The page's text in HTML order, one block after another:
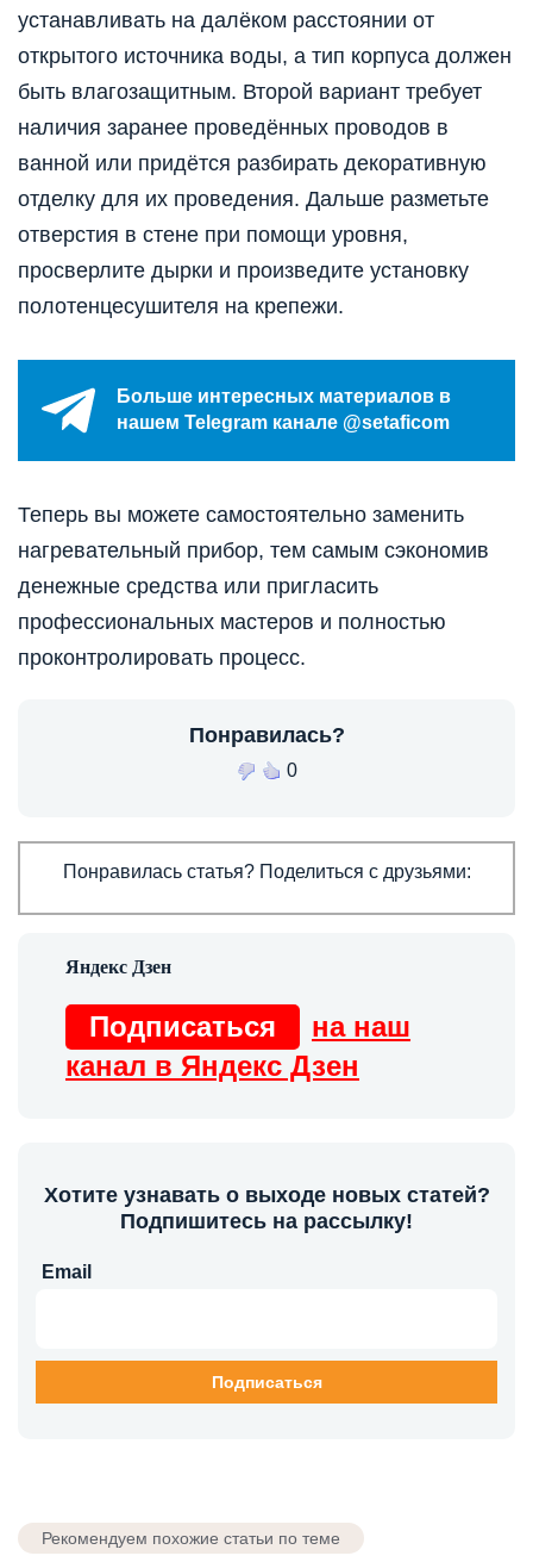
устанавливать на далёком расстоянии от
открытого источника воды, а тип корпуса должен
быть влагозащитным. Второй вариант требует
наличия заранее проведённых проводов в
ванной или придётся разбирать декоративную
отделку для их проведения. Дальше разметьте
отверстия в стене при помощи уровня,
просверлите дырки и произведите установку
полотенцесушителя на крепежи.
Больше интересных материалов в
нашем Telegram канале @setaficom
Теперь вы можете самостоятельно заменить
нагревательный прибор, тем самым сэкономив
денежные средства или пригласить
профессиональных мастеров и полностью
проконтролировать процесс.
Понравилась?
0
Понравилась статья? Поделиться с друзьями:
Подписаться
на наш
канал в Яндекс Дзен
Хотите узнавать о выходе новых статей?
Подпишитесь на рассылку!
Email
Рекомендуем похожие статьи по теме